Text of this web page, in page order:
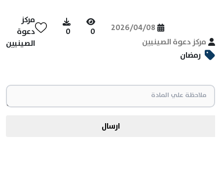
مركز دعوة الصينيين
2026/04/08
0
0
مركز
دعوة
الصينيين
رمضان
ارسال